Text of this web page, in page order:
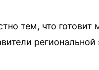
тем, что